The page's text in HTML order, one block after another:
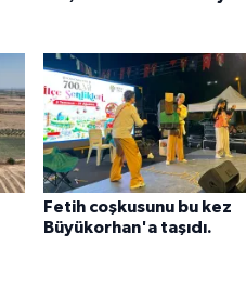
Fetih coşkusunu bu kez
Büyükorhan'a taşıdı.